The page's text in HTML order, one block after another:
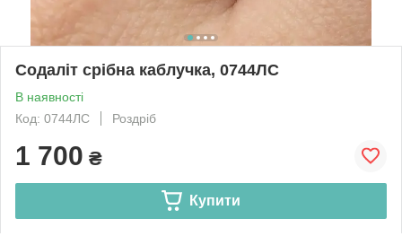
Содаліт срібна каблучка, 0744ЛС
В наявності
Код: 0744ЛС
Роздріб
1 700 ₴
Купити